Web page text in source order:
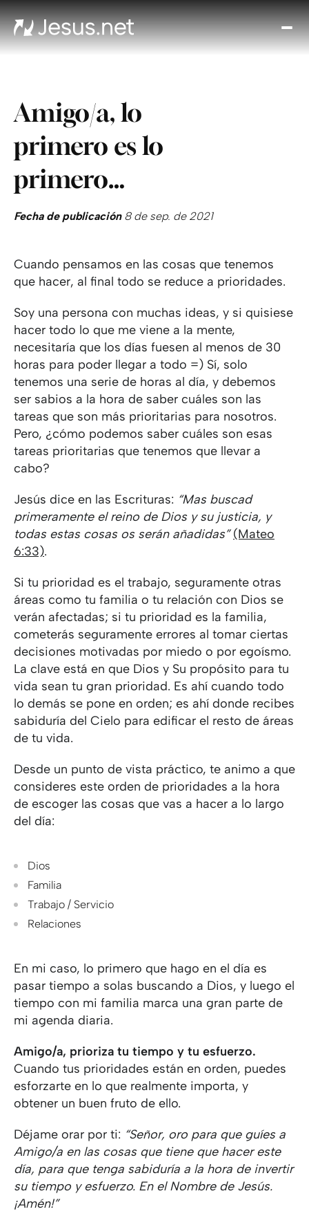
Amigo/a, lo
primero es lo
primero…
Fecha de publicación8 de sep. de 2021
Cuando pensamos en las cosas que tenemos
que hacer, al final todo se reduce a prioridades.
Soy una persona con muchas ideas, y si quisiese
hacer todo lo que me viene a la mente,
necesitaría que los días fuesen al menos de 30
horas para poder llegar a todo =) Sí, solo
tenemos una serie de horas al día, y debemos
ser sabios a la hora de saber cuáles son las
tareas que son más prioritarias para nosotros.
Pero, ¿cómo podemos saber cuáles son esas
tareas prioritarias que tenemos que llevar a
cabo?
Jesús dice en las Escrituras: “Mas buscad
primeramente el reino de Dios y su justicia, y
todas estas cosas os serán añadidas” (Mateo
6:33).
Si tu prioridad es el trabajo, seguramente otras
áreas como tu familia o tu relación con Dios se
verán afectadas; si tu prioridad es la familia,
cometerás seguramente errores al tomar ciertas
decisiones motivadas por miedo o por egoísmo.
La clave está en que Dios y Su propósito para tu
vida sean tu gran prioridad. Es ahí cuando todo
lo demás se pone en orden; es ahí donde recibes
sabiduría del Cielo para edificar el resto de áreas
de tu vida.
Desde un punto de vista práctico, te animo a que
consideres este orden de prioridades a la hora
de escoger las cosas que vas a hacer a lo largo
del día:
Dios
Familia
Trabajo / Servicio
Relaciones
En mi caso, lo primero que hago en el día es
pasar tiempo a solas buscando a Dios, y luego el
tiempo con mi familia marca una gran parte de
mi agenda diaria.
Amigo/a, prioriza tu tiempo y tu esfuerzo.
Cuando tus prioridades están en orden, puedes
esforzarte en lo que realmente importa, y
obtener un buen fruto de ello.
Déjame orar por ti: “Señor, oro para que guíes a
Amigo/a en las cosas que tiene que hacer este
día, para que tenga sabiduría a la hora de invertir
su tiempo y esfuerzo. En el Nombre de Jesús.
¡Amén!”